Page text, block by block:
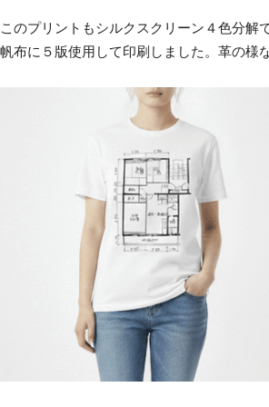
このプリントもシルクスクリーン４色分解
帆布に５版使用して印刷しました。革の様